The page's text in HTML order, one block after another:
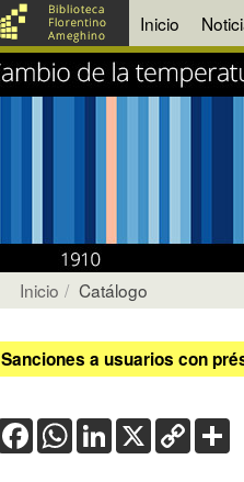
Inicio
Inicio Catálogo
Sanciones a usuarios con
FacebookWhatsApp
LinkedIn
X Copy
Link